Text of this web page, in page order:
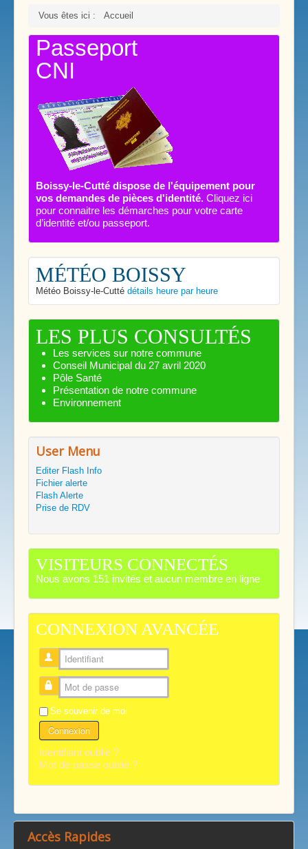
Vous êtes ici : Accueil
Passeport
CNI
Boissy-le-Cutté dispose de l'équipement pour
vos demandes de pièces d'identité. Cliquez ici
pour connaitre les démarches pour votre carte
d’identité et/ou passeport.
MÉTÉO BOISSY
Météo Boissy-le-Cutté détails heure par heure
LES PLUS CONSULTÉS
Les services sur notre commune
Conseil Municipal du 27 avril 2020
Pôle Santé
Présentation de notre commune
Environnement
User Menu
Editer Flash Info
Fichier alerte
Flash Alerte
Prise de RDV
VISITEURS CONNECTÉS
Nous avons 151 invités et aucun membre en ligne
CONNEXION AVANCÉE
Identifiant
Mot de passe
Se souvenir de moi
Connexion
Identifiant oublié ?
Mot de passe oublié ?
Accès Rapides